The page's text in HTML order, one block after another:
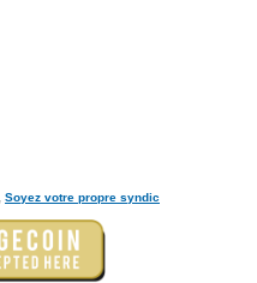
Soyez votre propre syndic